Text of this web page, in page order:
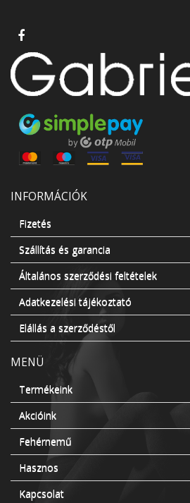
INFORMÁCIÓK
Fizetés
Szállítás és garancia
Általános szerződési feltételek
Adatkezelési tájékoztató
Elállás a szerződéstől
MENÜ
Termékeink
Akcióink
Fehérnemű
Hasznos
Kapcsolat